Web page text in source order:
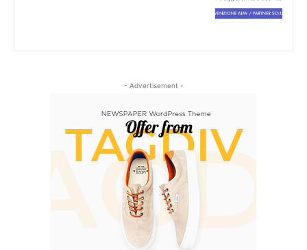
- Advertisement -